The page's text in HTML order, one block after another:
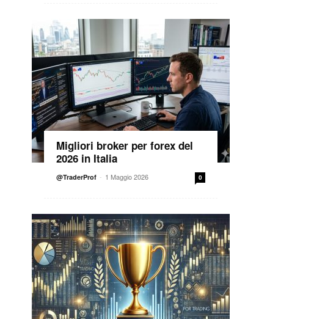
Migliori broker per forex del
2026 in Italia
@TraderProf - 1 Maggio 2026 0